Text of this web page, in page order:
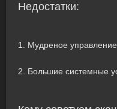
Недостатки:
1. Мудреное управление.
2. Большие системные